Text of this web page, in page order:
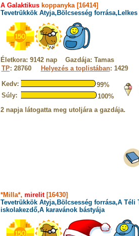
A Galaktikuskoppanyka [16414]
Tevetrükkök Atyja,Bölcsesség
Életkora: 9142 nap Gazdája: Tamas
TP: 28760 Helyezés a toplistában: 1429
Kedv:
99%
Súly:
100%
2 napja látogatta meg utoljára a gazdája.
*Milla*, mirelit[16430]
Tevetrükkök Atyja,Bölcsesség forrása,A Téli
iskolakezdő,A karavánok bástyája